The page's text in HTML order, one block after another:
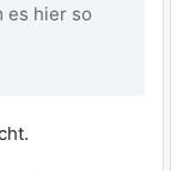
es hier so